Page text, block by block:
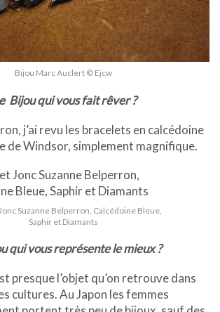
Bijou Marc Auclert © Ejcw
Bijou qui vous fait rêver ?
j’ai revu les bracelets en calcédoine
de Windsor, simplement magnifique.
Suzanne Belperron, Calcédoine Bleue,
Saphir et Diamants
qui vous représente le mieux ?
presque l’objet qu’on retrouve dans
cultures. Au Japon les femmes